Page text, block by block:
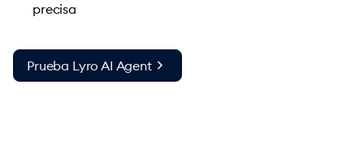
precisa
Prueba Lyro AI Agentchevron_right